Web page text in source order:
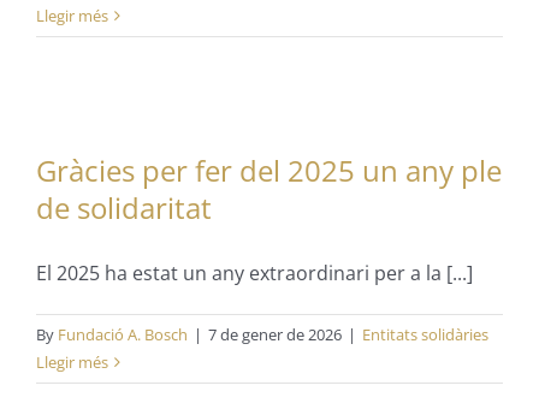
Llegir més
Gràcies per fer del 2025 un any ple
de solidaritat
El 2025 ha estat un any extraordinari per a la [...]
By Fundació A. Bosch | 7 de gener de 2026 | Entitats solidàries
Llegir més